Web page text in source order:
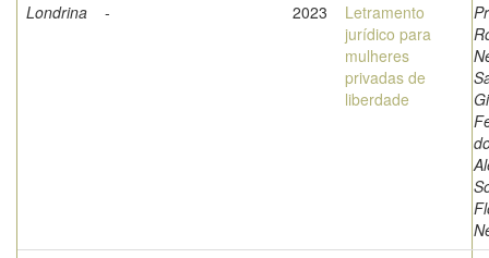
Londrina
- 2023
Letramento
jurídico para
mulheres
privadas de
liberdade